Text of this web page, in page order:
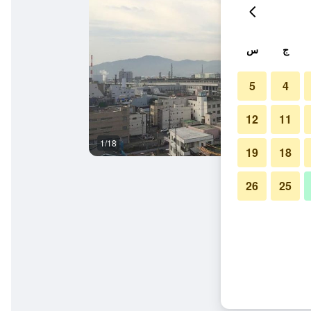
1/18
ج س
4
5
11
12
18
19
25
26